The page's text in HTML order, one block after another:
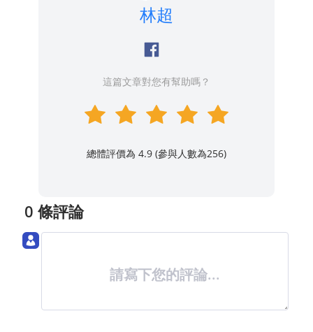
林超
這篇文章對您有幫助嗎？
總體評價為 4.9 (參與人數為256)
0 條評論
請寫下您的評論...